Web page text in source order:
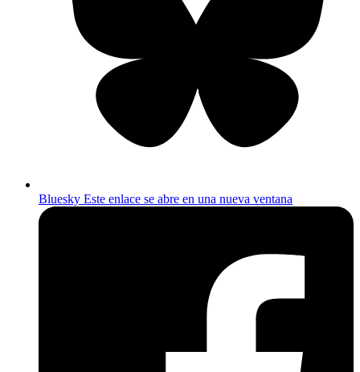
Bluesky Este enlace se abre en una nueva ventana